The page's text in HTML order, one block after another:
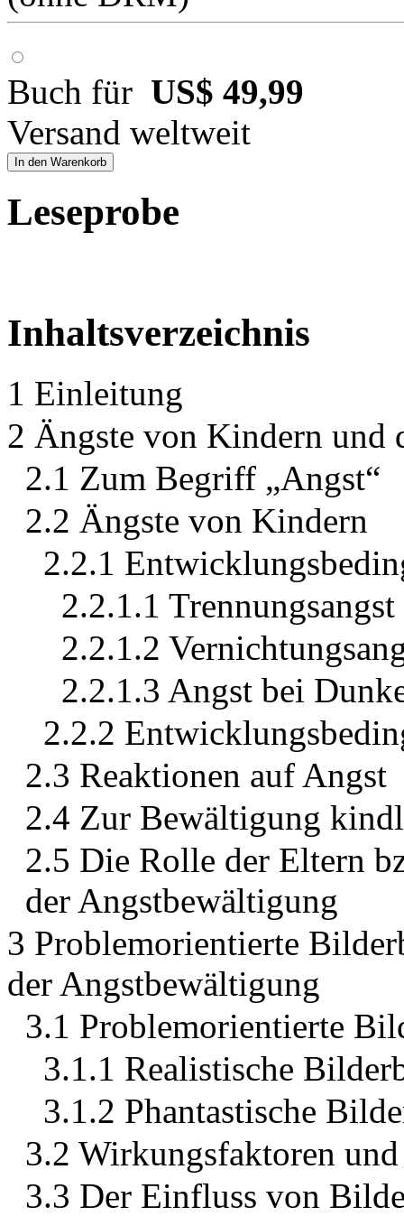
Buch für US$ 49,99
Versand weltweit
In den Warenkorb
Leseprobe
Inhaltsverzeichnis
1 Einleitung
2 Ängste von Kindern und
2.1 Zum Begriff „Angst“
2.2 Ängste von Kindern
2.2.1
2.2.1.1 Trennungsangst
2.2.1.2
2.2.1.3 Angst bei
2.2.2
2.3 Reaktionen auf Angst
2.4 Zur Bewältigung
2.5 Die Rolle der Eltern
der Angstbewältigung
3 Problemorientierte
der Angstbewältigung
3.1 Problemorientierte
3.1.1 Realistische
3.1.2 Phantastische
3.2 Wirkungsfaktoren
3.3 Der Einfluss von